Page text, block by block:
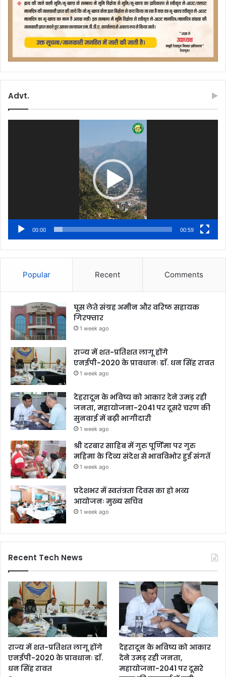
Advt.
00:00 00:59
Popular Recent Comments
घूस लेते संग्रह अमीन और वरिष्ठ सहायक
गिरफ्तार
1 week ago
राज्य में शत-प्रतिशत लागू होंगे
एनईपी-2020 के प्रावधानः डाॅ. धन सिंह रावत
1 week ago
देहरादून के भविष्य को आकार देने उमड़ रही
जनता, महायोजना-2041 पर दूसरे चरण की
सुनवाई में बढ़ी भागीदारी
1 week ago
श्री दरबार साहिब में गुरु पूर्णिमा पर गुरु
महिमा के दिव्य संदेश से भावविभोर हुई संगतें
1 week ago
प्रदेशभर में स्वतंत्रता दिवस का हो भव्य
आयोजनः मुख्य सचिव
1 week ago
Recent Tech News
राज्य में शत-प्रतिशत लागू होंगे
एनईपी-2020 के प्रावधानः डाॅ.
धन सिंह रावत
देहरादून के भविष्य को आकार
देने उमड़ रही जनता,
महायोजना-2041 पर दूसरे